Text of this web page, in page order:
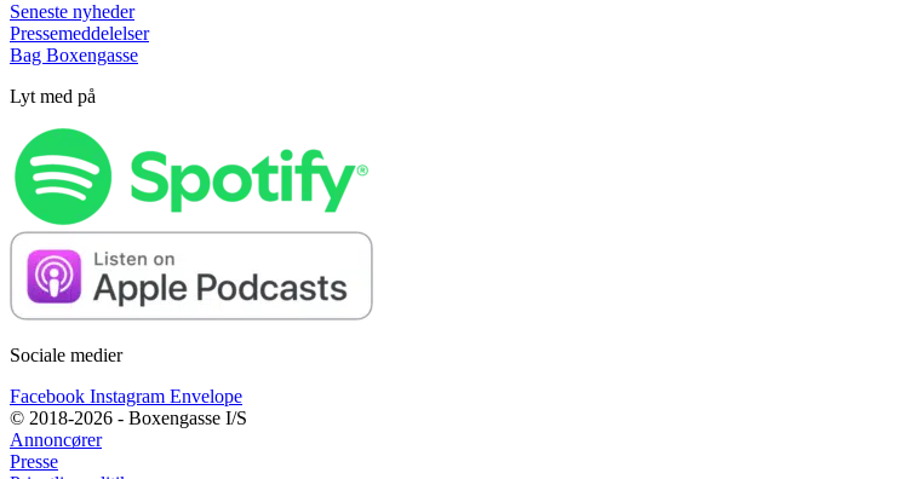
Seneste nyheder
Pressemeddelelser
Bag Boxengasse
Lyt med på
Sociale medier
Facebook Instagram Envelope
© 2018-2026 - Boxengasse I/S
Annoncører
Presse